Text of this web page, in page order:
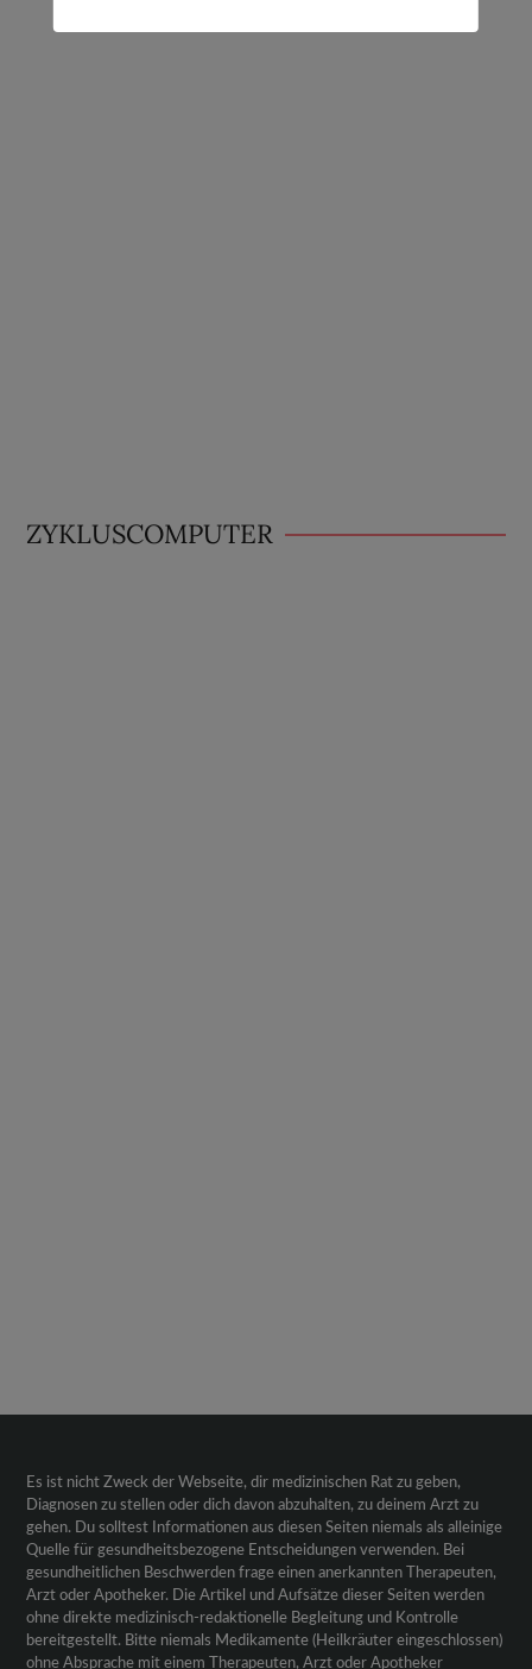
ZYKLUSCOMPUTER
Es ist nicht Zweck der Webseite, dir medizinischen Rat zu geben,
Diagnosen zu stellen oder dich davon abzuhalten, zu deinem Arzt zu
gehen. Du solltest Informationen aus diesen Seiten niemals als alleinige
Quelle für gesundheitsbezogene Entscheidungen verwenden. Bei
gesundheitlichen Beschwerden frage einen anerkannten Therapeuten,
Arzt oder Apotheker. Die Artikel und Aufsätze dieser Seiten werden
ohne direkte medizinisch-redaktionelle Begleitung und Kontrolle
bereitgestellt. Bitte niemals Medikamente (Heilkräuter eingeschlossen)
ohne Absprache mit einem Therapeuten, Arzt oder Apotheker